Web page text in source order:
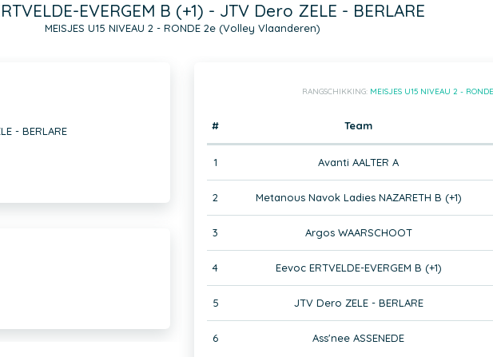
EVERGEM B (+1) - JTV Dero ZELE - BERLARE
MEISJES U15 NIVEAU 2 - RONDE 2e (Volley Vlaanderen)
- BERLARE
RANGSCHIKKING: MEISJES U15 NIVEAU 2 -
# Team
1 Avanti AALTER A
2 Metanous Navok Ladies NAZARETH B (+1)
3 Argos WAARSCHOOT
4 Eevoc ERTVELDE-EVERGEM B (+1)
5 JTV Dero ZELE - BERLARE
6 Ass'nee ASSENEDE